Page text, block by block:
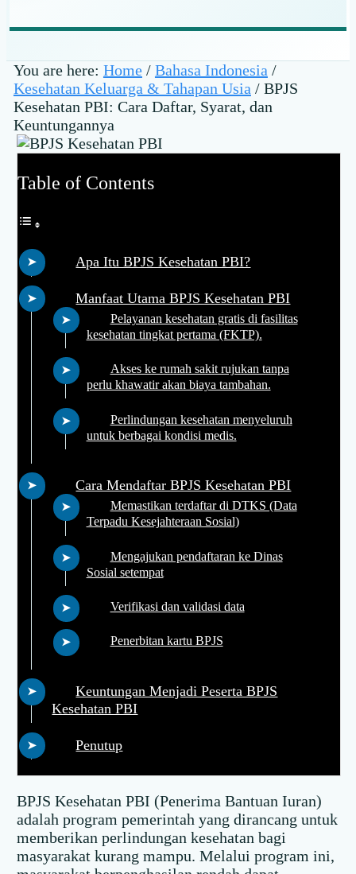
You are here: Home / Bahasa Indonesia /
Kesehatan Keluarga & Tahapan Usia /BPJS
Kesehatan PBI: Cara Daftar, Syarat, dan
Keuntungannya
Table of Contents
Apa Itu BPJS Kesehatan PBI?
Manfaat Utama BPJS Kesehatan PBI
Pelayanan kesehatan gratis di fasilitas
kesehatan tingkat pertama (FKTP).
Akses ke rumah sakit rujukan tanpa
perlu khawatir akan biaya tambahan.
Perlindungan kesehatan menyeluruh
untuk berbagai kondisi medis.
Cara Mendaftar BPJS Kesehatan PBI
Memastikan terdaftar di DTKS (Data
Terpadu Kesejahteraan Sosial)
Mengajukan pendaftaran ke Dinas
Sosial setempat
Verifikasi dan validasi data
Penerbitan kartu BPJS
Keuntungan Menjadi Peserta BPJS
Kesehatan PBI
Penutup
BPJS Kesehatan PBI (Penerima Bantuan Iuran)
adalah program pemerintah yang dirancang untuk
memberikan perlindungan kesehatan bagi
masyarakat kurang mampu. Melalui program ini,